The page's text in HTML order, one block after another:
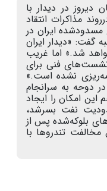
دیروز در دیدار با
مذاکرات انتقاد
منابع مسدودشده ایران در
گفت: «دیدار ایران
شد.» اما غریب
فنی برای
نشده است.»
دوحه به سرانجام
امکان را ایجاد
بدون محدودیت نفت بسرشد،
بلوکه‌شده پس از
تندروها با